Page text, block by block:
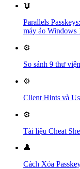
📖
Parallels
máy ảo Windows
⚙️
So sánh 9 thư
⚙️
Client Hints và
⚙️
Tài liệu Cheat
👤
Cách Xóa